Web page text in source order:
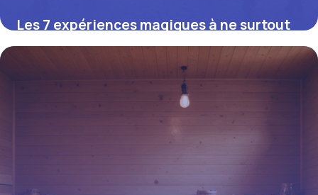
Les 7 expériences magiques à ne surtout
pas manquer à Paris pour un Noël